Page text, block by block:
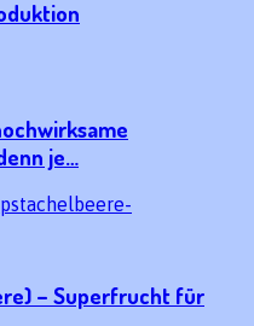
je…
– Superfrucht für